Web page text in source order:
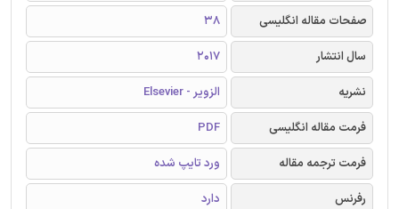
صفحات مقاله انگلیسی
38
سال انتشار
2017
نشریه
الزویر - Elsevier
فرمت مقاله انگلیسی
PDF
فرمت ترجمه مقاله
ورد تایپ شده
رفرنس
دارد